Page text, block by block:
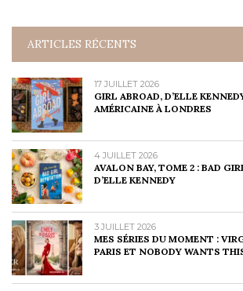
ARTICLES RÉCENTS
17 JUILLET 2026
GIRL ABROAD, D’ELLE
AMÉRICAINE À LONDRES
4 JUILLET 2026
AVALON BAY, TOME 2 : BAD
D’ELLE KENNEDY
3 JUILLET 2026
MES SÉRIES DU MOMENT :
PARIS ET NOBODY WANTS